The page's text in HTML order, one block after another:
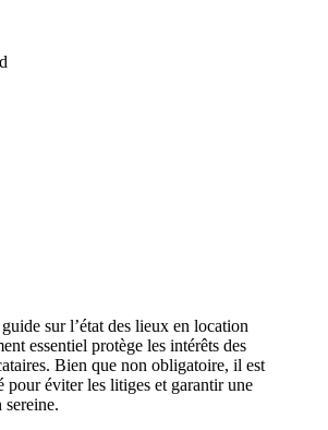
sur l’état des lieux en location
essentiel protège les intérêts des
Bien que non obligatoire, il est
pour éviter les litiges et garantir une
sereine.